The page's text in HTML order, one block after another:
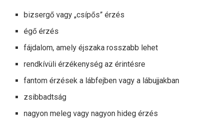
bizsergő vagy „csípős” érzés
égő érzés
fájdalom, amely éjszaka rosszabb lehet
rendkívüli érzékenység az érintésre
fantom érzések a lábfejben vagy a lábujjakban
zsibbadtság
nagyon meleg vagy nagyon hideg érzés